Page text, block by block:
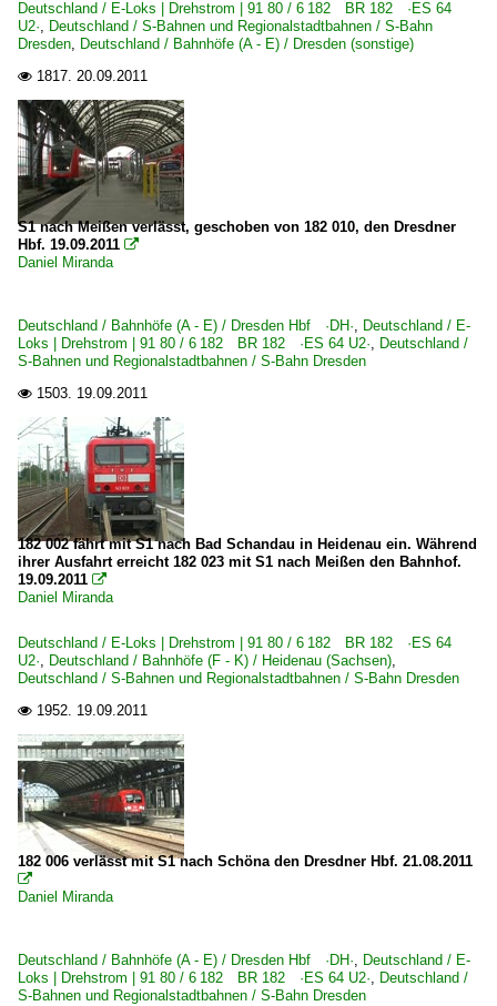
Deutschland / E-Loks | Drehstrom | 91 80 / 6 182 BR 182 ·ES 64
U2·, Deutschland / S-Bahnen und Regionalstadtbahnen / S-Bahn
Dresden, Deutschland / Bahnhöfe (A - E) / Dresden (sonstige)
 1817. 20.09.2011
S1 nach Meißen verlässt, geschoben von 182 010, den Dresdner
Hbf. 19.09.2011 
Daniel Miranda
Deutschland / Bahnhöfe (A - E) / Dresden Hbf ·DH·, Deutschland / E-
Loks | Drehstrom | 91 80 / 6 182 BR 182 ·ES 64 U2·, Deutschland /
S-Bahnen und Regionalstadtbahnen / S-Bahn Dresden
 1503. 19.09.2011
182 002 fährt mit S1 nach Bad Schandau in Heidenau ein. Während
ihrer Ausfahrt erreicht 182 023 mit S1 nach Meißen den Bahnhof.
19.09.2011 
Daniel Miranda
Deutschland / E-Loks | Drehstrom | 91 80 / 6 182 BR 182 ·ES 64
U2·, Deutschland / Bahnhöfe (F - K) / Heidenau (Sachsen),
Deutschland / S-Bahnen und Regionalstadtbahnen / S-Bahn Dresden
 1952. 19.09.2011
182 006 verlässt mit S1 nach Schöna den Dresdner Hbf. 21.08.2011

Daniel Miranda
Deutschland / Bahnhöfe (A - E) / Dresden Hbf ·DH·, Deutschland / E-
Loks | Drehstrom | 91 80 / 6 182 BR 182 ·ES 64 U2·, Deutschland /
S-Bahnen und Regionalstadtbahnen / S-Bahn Dresden